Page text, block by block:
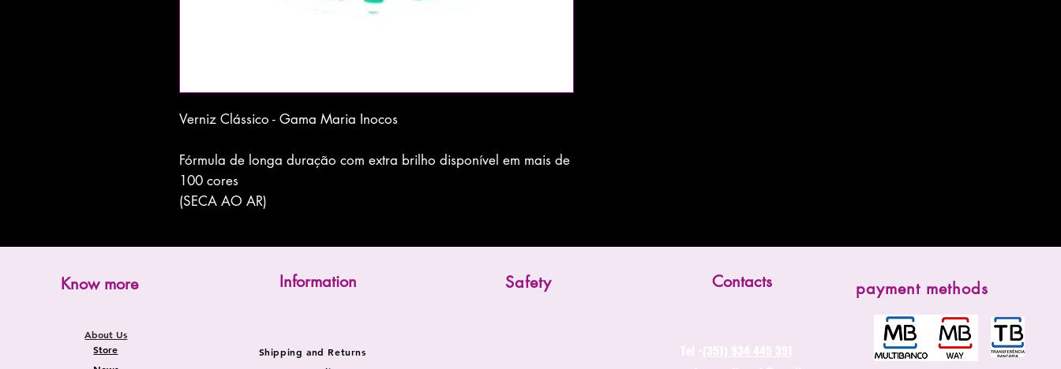
Verniz Clássico - Gama Maria Inocos
Fórmula de longa duração com extra brilho disponível em mais de
100 cores
(SECA AO AR)
Know more
Store
About Us
Information
Shipping and Returns
Safety Contacts
Tel -(351) 934 445 391
payment methods